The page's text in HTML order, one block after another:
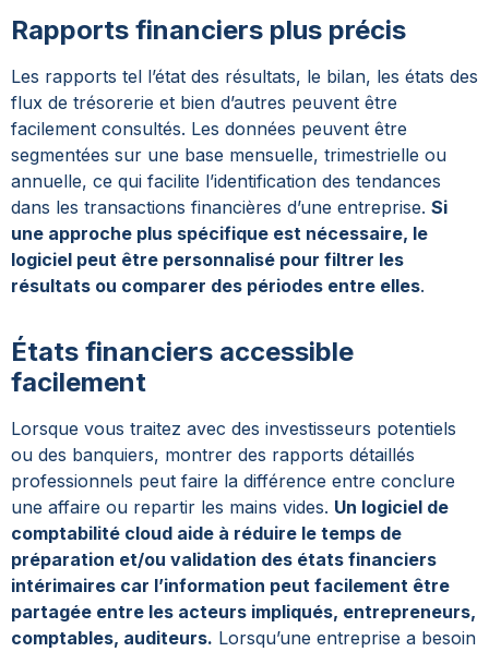
Rapports financiers plus précis
Les rapports tel l’état des résultats, le bilan, les états des
flux de trésorerie et bien d’autres peuvent être
facilement consultés. Les données peuvent être
segmentées sur une base mensuelle, trimestrielle ou
annuelle, ce qui facilite l’identification des tendances
dans les transactions financières d’une entreprise. Si
une approche plus spécifique est nécessaire, le
logiciel peut être personnalisé pour filtrer les
résultats ou comparer des périodes entre elles.
États financiers accessible
facilement
Lorsque vous traitez avec des investisseurs potentiels
ou des banquiers, montrer des rapports détaillés
professionnels peut faire la différence entre conclure
une affaire ou repartir les mains vides. Un logiciel de
comptabilité cloud aide à réduire le temps de
préparation et/ou validation des états financiers
intérimaires car l’information peut facilement être
partagée entre les acteurs impliqués, entrepreneurs,
comptables, auditeurs. Lorsqu’une entreprise a besoin